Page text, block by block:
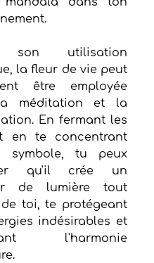
son utilisation
la fleur de vie peut
être employée
méditation et la
En fermant les
en te concentrant
symbole, tu peux
qu'il crée un
de lumière tout
toi, te protégeant
indésirables et
l'harmonie